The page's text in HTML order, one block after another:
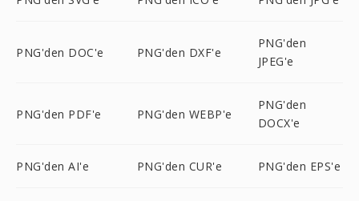
PNG'den DOC'e PNG'den DXF'e
PNG'den
JPEG'e
PNG'den PDF'e PNG'den WEBP'e
PNG'den
DOCX'e
PNG'den AI'e PNG'den CUR'e PNG'den EPS'e